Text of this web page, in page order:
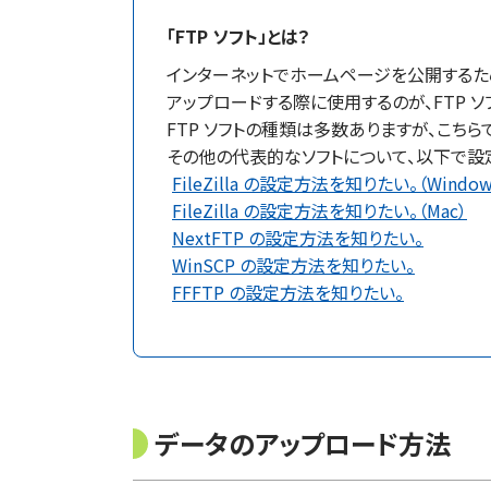
「FTP ソフト」とは？
インターネットでホームページを公開する
アップロードする際に使用するのが、FTP ソ
FTP ソフトの種類は多数ありますが、こちら
その他の代表的なソフトについて、以下で
FileZilla の設定方法を知りたい。（
FileZilla の設定方法を知りたい。（Mac）
NextFTP の設定方法を知りたい。
WinSCP の設定方法を知りたい。
FFFTP の設定方法を知りたい。
データのアップロード方法